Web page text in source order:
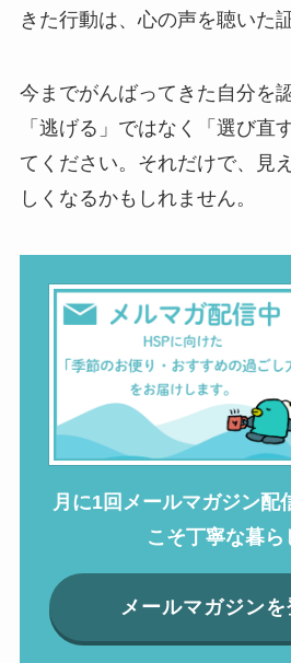
きた行動は、心の声を聴いた
今までがんばってきた自分を
「逃げる」ではなく「選び直
てください。それだけで、見
しくなるかもしれません。
月に1回メールマガジン配
こそ丁寧な暮ら
メールマガジンを